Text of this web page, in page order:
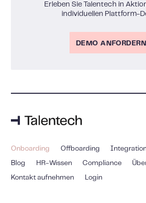
Erleben Sie Talentech in
individuellen Plattform-
DEMO ANFORDERN
Onboarding Offboarding
Blog HR-Wissen Compliance
Kontakt aufnehmen Login